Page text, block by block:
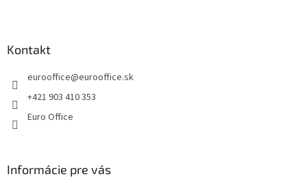
Kontakt
eurooffice@eurooffice.sk
+421 903 410 353
Euro Office
Informácie pre vás